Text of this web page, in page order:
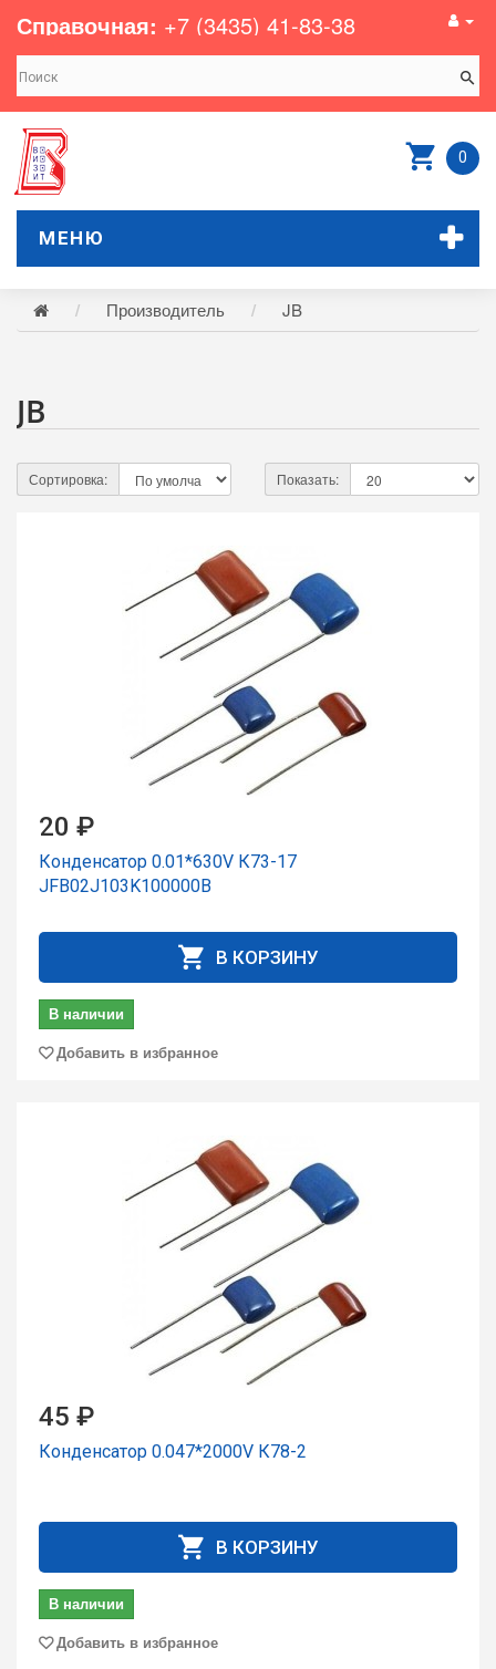
Справочная: +7 (3435) 41-83-38
0
МЕНЮ
Производитель JB
JB
Сортировка: Показать:
20 ₽
Конденсатор 0.01*630V К73-17
JFB02J103K100000B
В КОРЗИНУ
В наличии
Добавить в избранное
45 ₽
Конденсатор 0.047*2000V К78-2
В КОРЗИНУ
В наличии
Добавить в избранное